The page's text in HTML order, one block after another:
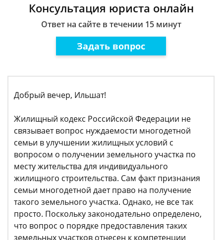
Консультация юриста онлайн
Ответ на сайте в течении 15 минут
Задать вопрос
Добрый вечер, Ильшат!
Жилищный кодекс Российской Федерации не
связывает вопрос нуждаемости многодетной
семьи в улучшении жилищных условий с
вопросом о получении земельного участка по
месту жительства для индивидуального
жилищного строительства. Сам факт признания
семьи многодетной дает право на получение
такого земельного участка. Однако, не все так
просто. Поскольку законодательно определено,
что вопрос о порядке предоставления таких
земельных участков отнесен к компетенции